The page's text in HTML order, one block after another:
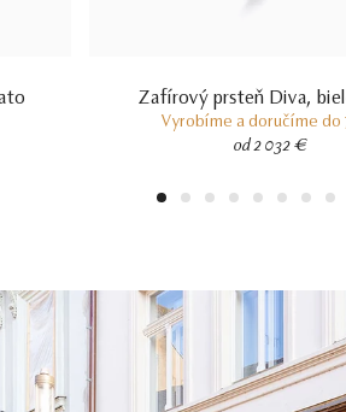
Zafírový prsteň Diva,
Vyrobíme a doručíme do
od 2 032 €
1 2 3 4 5 6 7 8